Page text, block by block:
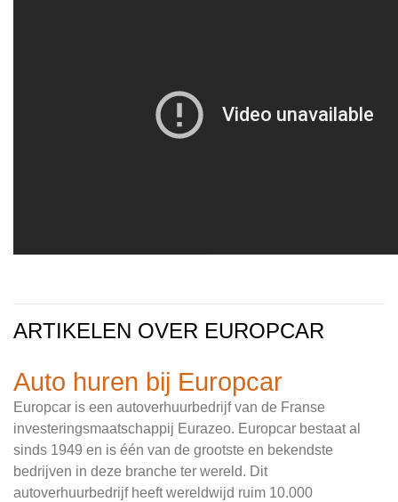
ARTIKELEN OVER EUROPCAR
Auto huren bij Europcar
Europcar is een autoverhuurbedrijf van de Franse
investeringsmaatschappij Eurazeo. Europcar bestaat al
sinds 1949 en is één van de grootste en bekendste
bedrijven in deze branche ter wereld. Dit
autoverhuurbedrijf heeft wereldwijd ruim 10.000